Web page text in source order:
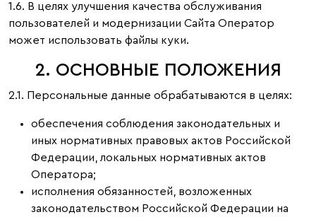
1.6. В целях улучшения качества обслуживания
пользователей и модернизации Сайта Оператор
может использовать файлы куки.
2. ОСНОВНЫЕ ПОЛОЖЕНИЯ
2.1. Персональные данные обрабатываются в целях:
обеспечения соблюдения законодательных и
иных нормативных правовых актов Российской
Федерации, локальных нормативных актов
Оператора;
исполнения обязанностей, возложенных
законодательством Российской Федерации на